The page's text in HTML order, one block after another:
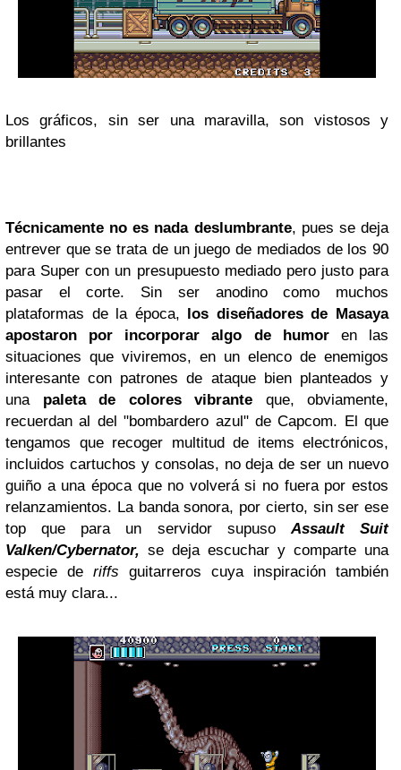
Los gráficos, sin ser una maravilla, son vistosos y
brillantes
Técnicamente no es nada deslumbrante, pues se deja
entrever que se trata de un juego de mediados de los 90
para Super con un presupuesto mediado pero justo para
pasar el corte. Sin ser anodino como muchos
plataformas de la época, los diseñadores de Masaya
apostaron por incorporar algo de humoren las
situaciones que viviremos, en un elenco de enemigos
interesante con patrones de ataque bien planteados y
una paleta de colores vibrante que, obviamente,
recuerdan al del "bombardero azul" de Capcom. El que
tengamos que recoger multitud de items electrónicos,
incluidos cartuchos y consolas, no deja de ser un nuevo
guiño a una época que no volverá si no fuera por estos
relanzamientos. La banda sonora, por cierto, sin ser ese
top que para un servidor supusoAssault Suit
Valken/Cybernator, se deja escuchar y comparte una
especie de riffs guitarreros cuya inspiración también
está muy clara...